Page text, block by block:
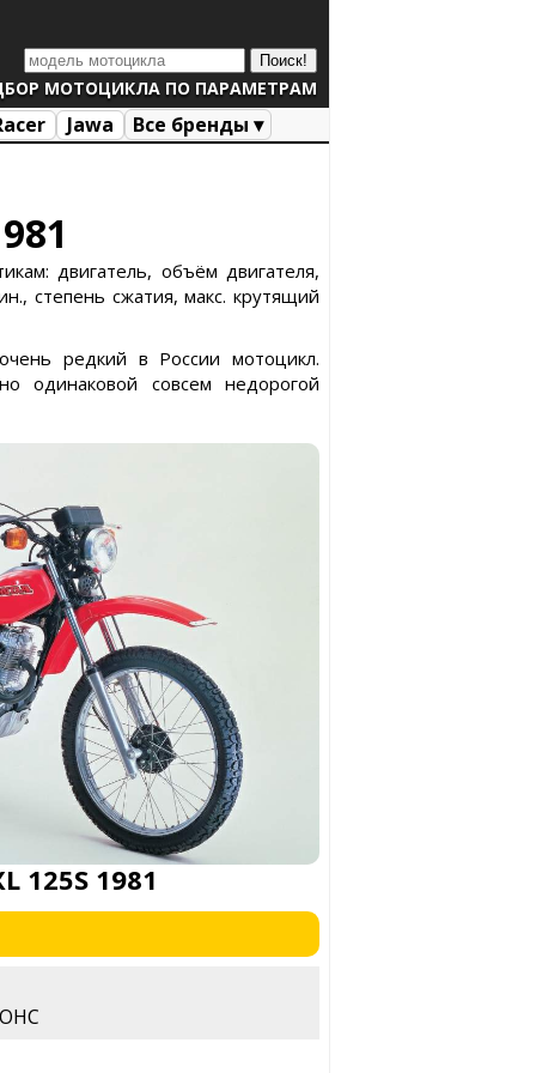
МОТОЦИКЛА ПО ПАРАМЕТРАМ
Jawa Все бренды ▾
двигатель, объём двигателя,
степень сжатия, макс. крутящий
редкий в России мотоцикл.
одинаковой совсем недорогой
125S 1981